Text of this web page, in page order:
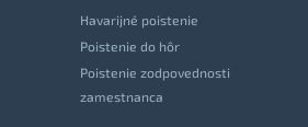
Havarijné poistenie
Poistenie do hôr
Poistenie zodpovednosti
zamestnanca